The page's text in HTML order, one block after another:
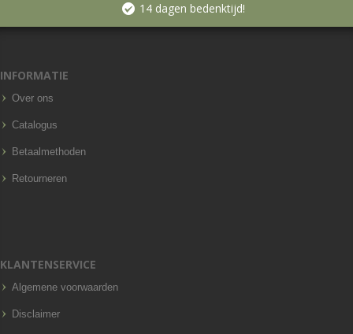
14 dagen bedenktijd!
INFORMATIE
Over ons
Catalogus
Betaalmethoden
Retourneren
KLANTENSERVICE
Algemene voorwaarden
Disclaimer